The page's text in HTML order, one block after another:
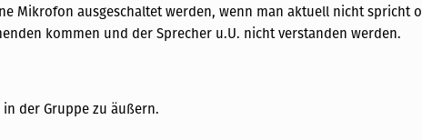
Mikrofon ausgeschaltet werden, wenn man aktuell nicht spricht
kommen und der Sprecher u.U. nicht verstanden werden.
der Gruppe zu äußern.